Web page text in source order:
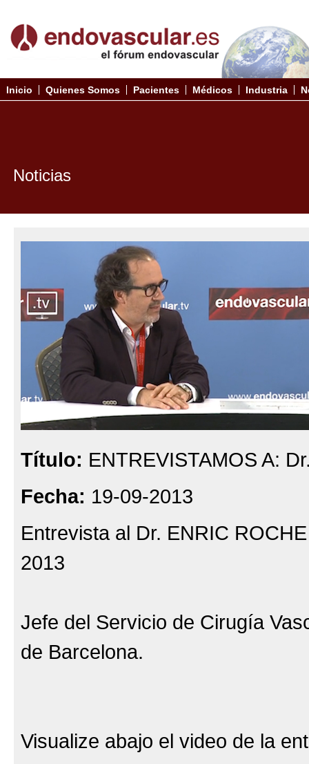
Inicio Quienes Somos Pacientes Médicos Industria
Noticias
Título: ENTREVISTAMOS A:
Fecha: 19-09-2013
Entrevista al Dr. ENRIC
2013
Jefe del Servicio de Cirugía
de Barcelona.
Visualize abajo el video de la